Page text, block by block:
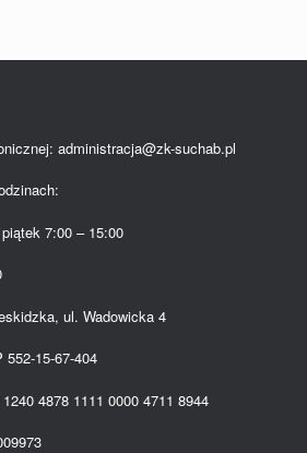
administracja@zk-suchab.pl
7:00 – 15:00
ul. Wadowicka 4
552-15-67-404
4878 1111 0000 4711 8944